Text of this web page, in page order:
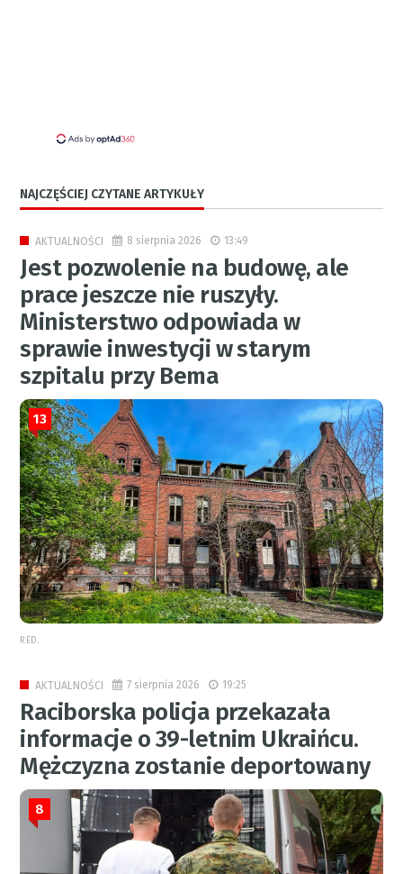
NAJCZĘŚCIEJ CZYTANE ARTYKUŁY
AKTUALNOŚCI 8 sierpnia 2026 13:49
Jest pozwolenie na budowę, ale
prace jeszcze nie ruszyły.
Ministerstwo odpowiada w
sprawie inwestycji w starym
szpitalu przy Bema
13
RED.
AKTUALNOŚCI 7 sierpnia 2026 19:25
Raciborska policja przekazała
informacje o 39-letnim Ukraińcu.
Mężczyzna zostanie deportowany
8